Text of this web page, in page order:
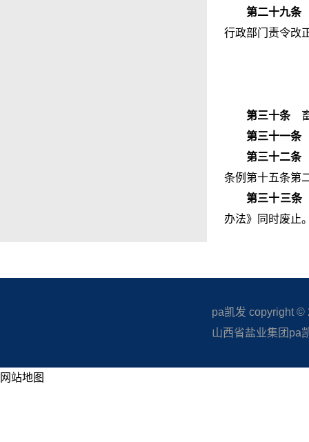
第二十九条
行政部门责令改
第三十条畜
第三十一条
第三十二条
条例第十五条第
第三十三条
办法》同时废止
pa凯发 copyright ©
山西省盐业集团pa
网站地图